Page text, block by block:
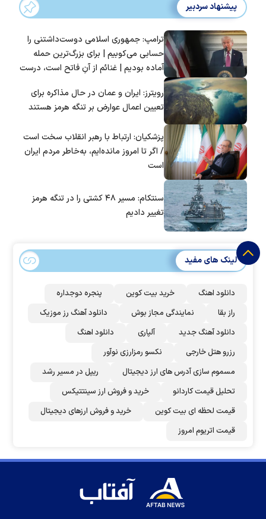
پیشنهاد سردبیر
ترامپ: جمهوری اسلامی دوست‌داشتنی را
حسابی می‌کوبیم | برای بزرگ‌ترین حمله
آماده بودیم | غنائم از آنِ فاتح است، درست
رویترز: ایران و عمان در حال مذاکره برای
تعیین اعمال عوارض بر تنگه هرمز هستند
پزشکیان: ارتباط با رهبر انقلاب سخت است
/ اگر تا امروز مانده‌ایم، به‌خاطر مردم ایران
است
سنتکام: مسیر ۴۸ کشتی را در تنگه هرمز
تغییر دادیم
لینک های مفید
دانلود اهنگ خرید بیت کوین
پنجره دوجداره
راز بقا
نمایندگی مجاز بوش
دانلود آهنگ رز‌ موزیک
دانلود آهنگ جدید
آلپاری
دانلود اهنگ
رزرو هتل خارجی
نکسو رمزارزی نوآور
مسموم سازی آدرس های ارز دیجیتال
ریپل در مسیر رشد
تحلیل قیمت کاردانو
خرید و فروش ارز سینتتیکس
قیمت لحظه ای بیت کوین
خرید و فروش ارزهای دیجیتال
قیمت اتریوم امروز